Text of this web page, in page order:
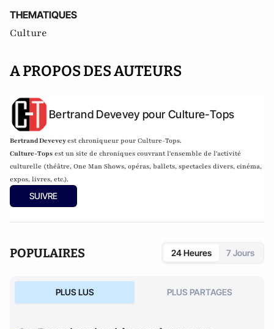
THEMATIQUES
Culture
A PROPOS DES AUTEURS
Bertrand Devevey pour Culture-Tops
Bertrand Deveveyest chroniqueur pour Culture-Tops.
Culture-Tops est un site de chroniques couvrant l'ensemble de l'activité
culturelle (théâtre, One Man Shows, opéras, ballets, spectacles divers, cinéma,
expos, livres, etc.).
SUIVRE
POPULAIRES 24 Heures 7 Jours
PLUS LUS PLUS PARTAGES